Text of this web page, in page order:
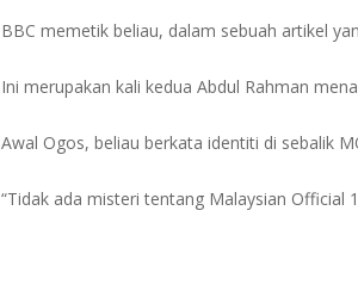
BBC memetik beliau, dalam sebuah artikel
Ini merupakan kali kedua Abdul Rahman
Awal Ogos, beliau berkata identiti di sebalik
“Tidak ada misteri tentang Malaysian Official